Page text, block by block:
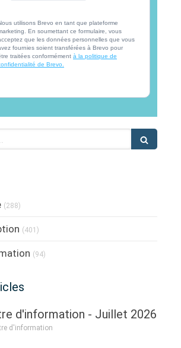
utilisons Brevo en tant que plateforme
En soumettant ce formulaire, vous
que les données personnelles que vous
fournies soient transférées à Brevo pour
traitées conformément à la politique de
de Brevo.
(288)
(401)
(94)
d'information - Juillet 2026
d'information